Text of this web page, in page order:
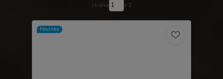
strana z 1
Novinka